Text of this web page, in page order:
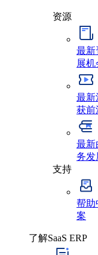
资源
最新
展机
最新
获前
最新
务发
支持
帮
案
了解SaaS ERP